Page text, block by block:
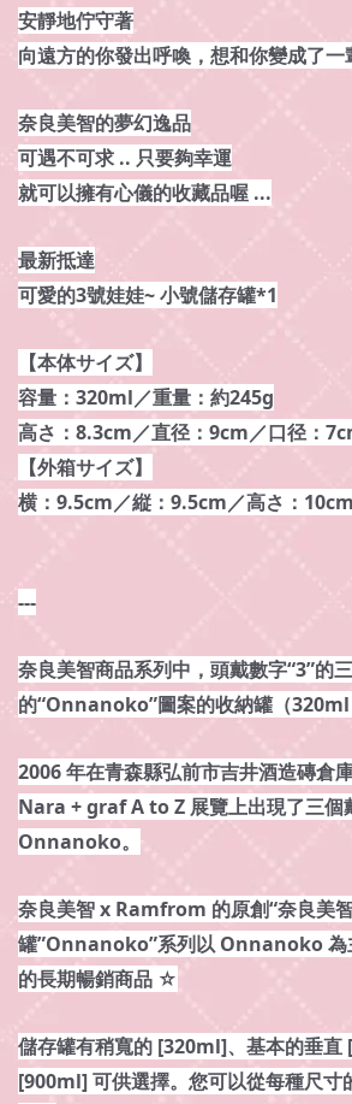
安靜地佇守著
向遠方的你發出呼喚，想和你變成了一
奈良美智的夢幻逸品
可遇不可求 .. 只要夠幸運
就可以擁有心儀的收藏品喔 ...
最新抵達
可愛的3號娃娃~ 小號儲存罐*1
【本体サイズ】
容量：320ml／重量：約245g
高さ：8.3cm／直径：9cm／口径：
【外箱サイズ】
横：9.5cm／縦：9.5cm／高さ：10cm
---
奈良美智商品系列中，頭戴數字“3”的
的“Onnanoko”圖案的收納罐（
2006 年在青森縣弘前市吉井酒造磚倉
Nara + graf A to Z 展覽上出現了三個
Onnanoko。
奈良美智 x Ramfrom 的原創“奈良美
罐”Onnanoko”系列以 Onnanoko
的長期暢銷商品 ☆
儲存罐有稍寬的 [320ml]、基本的垂
[900ml] 可供選擇。您可以從每種尺寸